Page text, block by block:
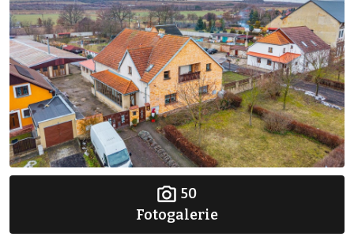
50
Fotogalerie